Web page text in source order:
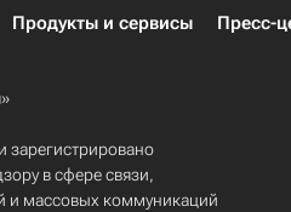
Продукты и сервисы Пресс-
зарегистрировано
в сфере связи,
и массовых коммуникаций